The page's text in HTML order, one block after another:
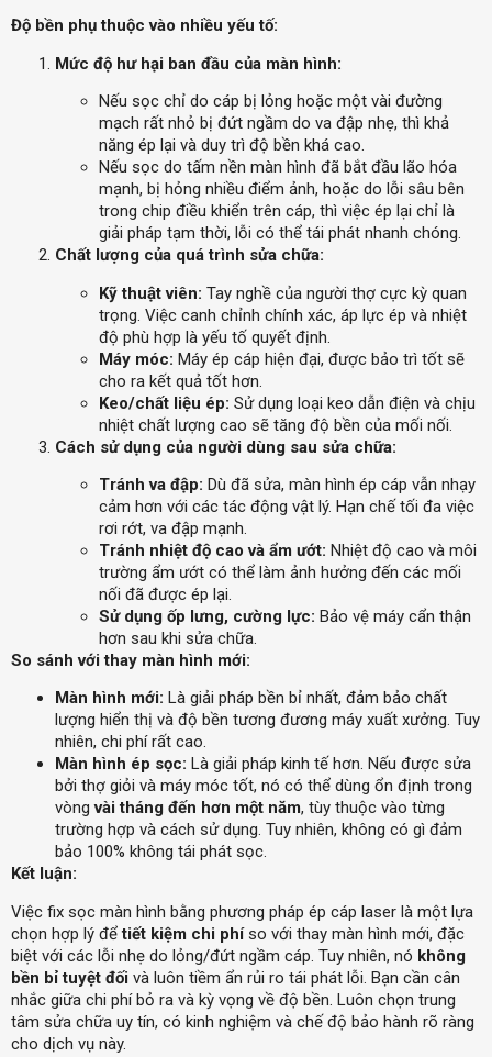
Độ bền phụ thuộc vào nhiều yếu tố:
Mức độ hư hại ban đầu của màn hình:
Nếu sọc chỉ do cáp bị lỏng hoặc một vài đường
mạch rất nhỏ bị đứt ngầm do va đập nhẹ, thì khả
năng ép lại và duy trì độ bền khá cao.
Nếu sọc do tấm nền màn hình đã bắt đầu lão hóa
mạnh, bị hỏng nhiều điểm ảnh, hoặc do lỗi sâu bên
trong chip điều khiển trên cáp, thì việc ép lại chỉ là
giải pháp tạm thời, lỗi có thể tái phát nhanh chóng.
Chất lượng của quá trình sửa chữa:
Kỹ thuật viên: Tay nghề của người thợ cực kỳ quan
trọng. Việc canh chỉnh chính xác, áp lực ép và nhiệt
độ phù hợp là yếu tố quyết định.
Máy móc: Máy ép cáp hiện đại, được bảo trì tốt sẽ
cho ra kết quả tốt hơn.
Keo/chất liệu ép: Sử dụng loại keo dẫn điện và chịu
nhiệt chất lượng cao sẽ tăng độ bền của mối nối.
Cách sử dụng của người dùng sau sửa chữa:
Tránh va đập: Dù đã sửa, màn hình ép cáp vẫn nhạy
cảm hơn với các tác động vật lý. Hạn chế tối đa việc
rơi rớt, va đập mạnh.
Tránh nhiệt độ cao và ẩm ướt: Nhiệt độ cao và môi
trường ẩm ướt có thể làm ảnh hưởng đến các mối
nối đã được ép lại.
Sử dụng ốp lưng, cường lực: Bảo vệ máy cẩn thận
hơn sau khi sửa chữa.
So sánh với thay màn hình mới:
Màn hình mới: Là giải pháp bền bỉ nhất, đảm bảo chất
lượng hiển thị và độ bền tương đương máy xuất xưởng. Tuy
nhiên, chi phí rất cao.
Màn hình ép sọc: Là giải pháp kinh tế hơn. Nếu được sửa
bởi thợ giỏi và máy móc tốt, nó có thể dùng ổn định trong
vòngvài tháng đến hơn một năm, tùy thuộc vào từng
trường hợp và cách sử dụng. Tuy nhiên, không có gì đảm
bảo 100% không tái phát sọc.
Kết luận:
Việc fix sọc màn hình bằng phương pháp ép cáp laser là một lựa
chọn hợp lý đểtiết kiệm chi phíso với thay màn hình mới, đặc
biệt với các lỗi nhẹ do lỏng/đứt ngầm cáp. Tuy nhiên, nó không
bền bỉ tuyệt đối và luôn tiềm ẩn rủi ro tái phát lỗi. Bạn cần cân
nhắc giữa chi phí bỏ ra và kỳ vọng về độ bền. Luôn chọn trung
tâm sửa chữa uy tín, có kinh nghiệm và chế độ bảo hành rõ ràng
cho dịch vụ này.